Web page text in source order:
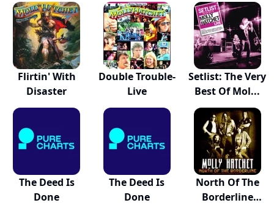
Flirtin' With
Disaster
Double Trouble-
Live
Setlist: The Very
Best Of Mol...
The Deed Is
Done
The Deed Is
Done
North Of The
Borderline